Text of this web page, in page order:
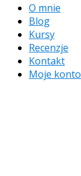
O mnie
Blog
Kursy
Recenzje
Kontakt
Moje konto